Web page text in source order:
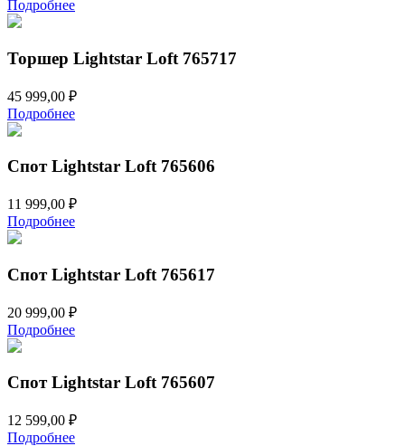
Подробнее
Торшер Lightstar Loft 765717
45 999,00 ₽
Подробнее
Спот Lightstar Loft 765606
11 999,00 ₽
Подробнее
Спот Lightstar Loft 765617
20 999,00 ₽
Подробнее
Спот Lightstar Loft 765607
12 599,00 ₽
Подробнее